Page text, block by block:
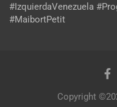
#IzquierdaVenezuela
#MaibortPetit
Copyright